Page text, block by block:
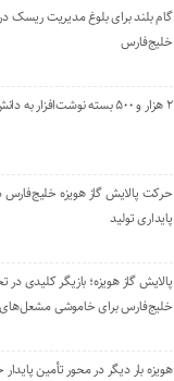
گام بلند برای بلوغ مدیریت ریسک
خلیج‌فارس
۲ هزار و ۵۰۰ بسته نوشت‌افزار به دانش‌آموزان خوزستان رسید
حرکت پالایش گاز هویزه
پایداری تولید
پالایش گاز هویزه؛ بازیگر کلیدی
خلیج‌فارس برای خاموشی مشعل‌های
هویزه بار دیگر در محور تأمین